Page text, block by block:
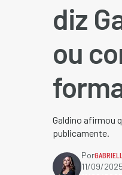
diz
ou
Galdino afirmou
publicamente.
Por
11/09/